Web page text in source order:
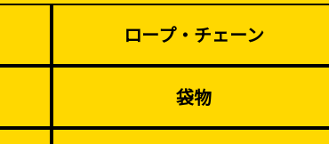
・復旧貢献
ロープ・チェーン
袋物